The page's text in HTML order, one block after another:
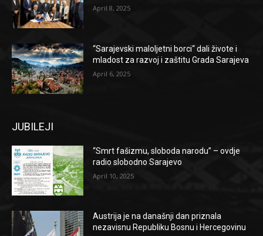
April 8, 2025
“Sarajevski maloljetni borci“ dali živote i
mladost za razvoj i zaštitu Grada Sarajeva
April 6, 2025
JUBILEJI
“Smrt fašizmu, sloboda narodu” – ovdje
radio slobodno Sarajevo
April 10, 2025
Austrija je na današnji dan priznala
nezavisnu Republiku Bosnu i Hercegovinu